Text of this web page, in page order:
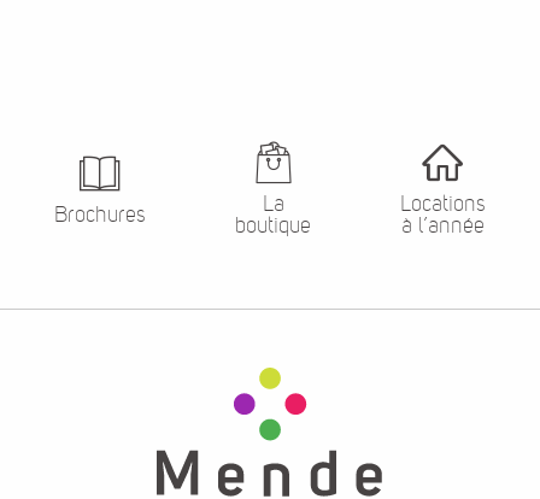
Brochures
La
boutique
Locations
à l’année